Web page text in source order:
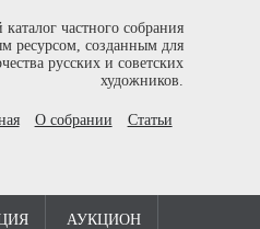
частного собрания
ресурсом, созданным для
русских и советских
художников.
О собрании Статьи
АУКЦИОН